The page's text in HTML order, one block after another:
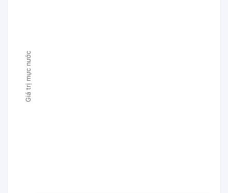
Giá trị mực nước